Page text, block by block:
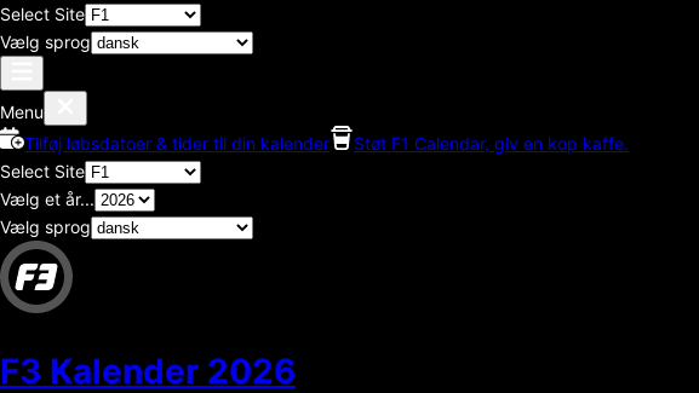
Select Site
Vælg sprog
Menu
Tilføj løbsdatoer & tider til din kalender
Støt F1 Calendar, giv en kop kaffe.
Select Site
Vælg et år...
Vælg sprog
F3 Kalender 2026